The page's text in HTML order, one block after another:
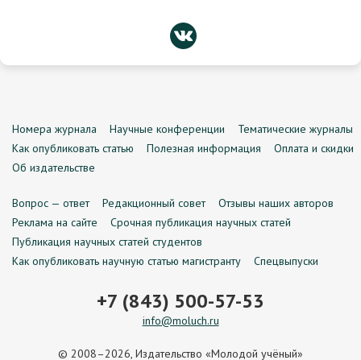
Номера журнала Научные конференции
Тематические журналы
Как опубликовать статью
Полезная информация
Оплата и скидки
Об издательстве
Вопрос — ответ Редакционный совет
Отзывы наших авторов
Реклама на сайте
Срочная публикация научных статей
Публикация научных статей студентов
Как опубликовать научную статью магистранту
Спецвыпуски
+7 (843) 500-57-53
info@moluch.ru
© 2008–2026, Издательство «Молодой учёный»